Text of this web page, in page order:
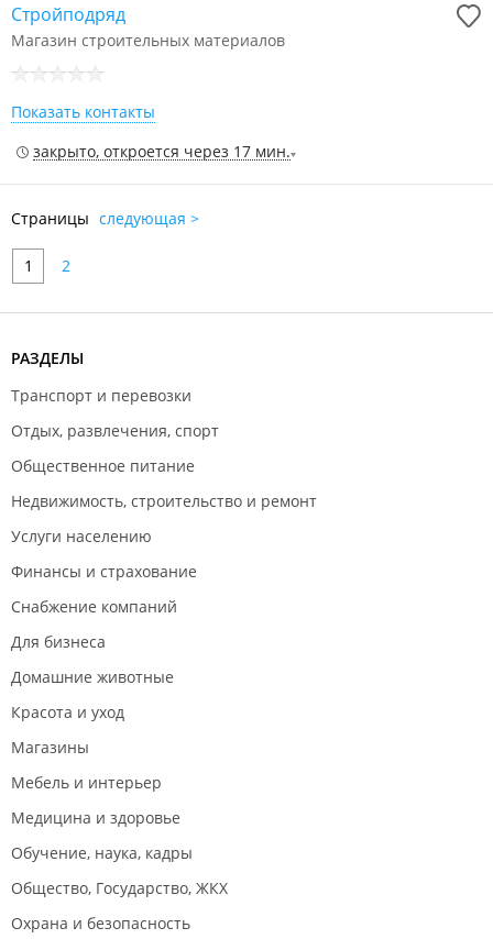
Стройподряд
Магазин строительных материалов
Показать контакты
закрыто, откроется через 17 мин.
Страницы следующая >
1 2
РАЗДЕЛЫ
Транспорт и перевозки
Отдых, развлечения, спорт
Общественное питание
Недвижимость, строительство и ремонт
Услуги населению
Финансы и страхование
Снабжение компаний
Для бизнеса
Домашние животные
Красота и уход
Магазины
Мебель и интерьер
Медицина и здоровье
Обучение, наука, кадры
Общество, Государство, ЖКХ
Охрана и безопасность